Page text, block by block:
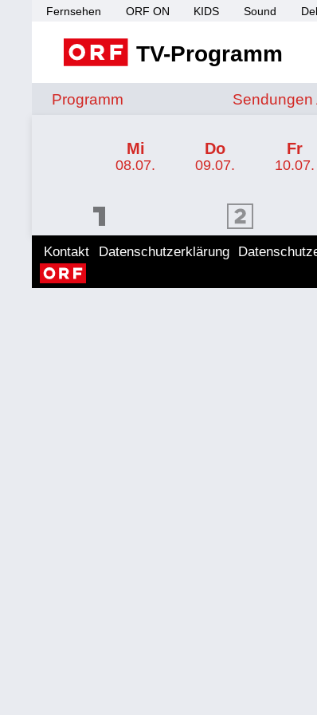
Fernsehen ORF ON KIDS Sound
TV-Programm
Programm Sendungen
Sendungen
Mi
08.07.
Do
09.07.
Fr
10.07.
ORF 2 Programm
Kontakt Datenschutzerklärung